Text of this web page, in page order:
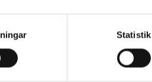
Statistik
Funktion:
Passar